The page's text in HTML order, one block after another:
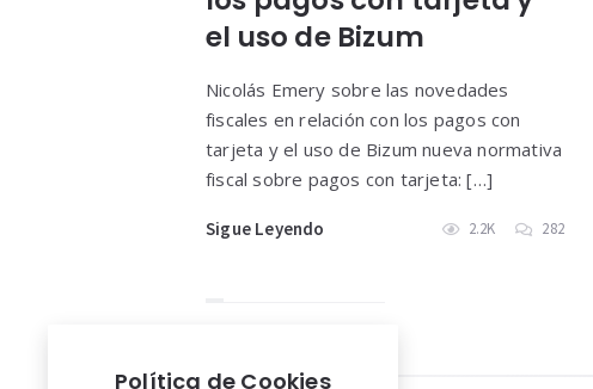
el uso de Bizum
Nicolás Emery sobre las novedades
fiscales en relación con los pagos con
tarjeta y el uso de Bizum nueva normativa
fiscal sobre pagos con tarjeta: […]
Sigue Leyendo 2.2K 282
Política de Cookies